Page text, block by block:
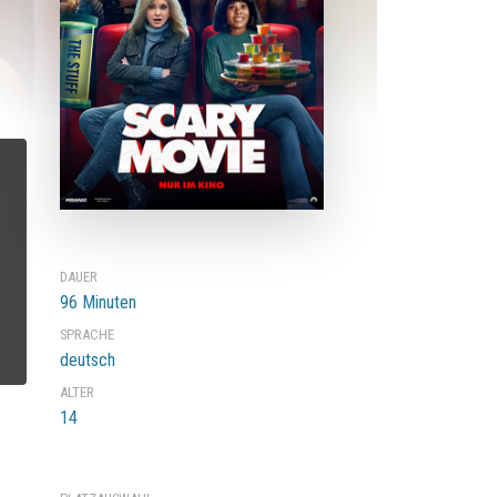
DAUER
96 Minuten
SPRACHE
deutsch
ALTER
14